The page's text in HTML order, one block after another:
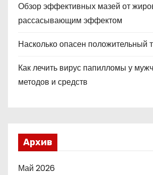
Обзор эффективных мазей от
рассасывающим эффектом
Насколько опасен положительный
Как лечить вирус папилломы у
методов и средств
Архив
Май 2026